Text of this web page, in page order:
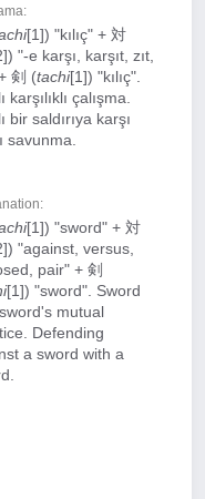
[1]) "kılıç" + 対
"-e karşı, karşıt, zıt,
剣 (tachi[1]) "kılıç".
karşılıklı çalışma.
bir saldırıya karşı
savunma.
[1]) "sword" + 対
"against, versus,
pair" + 剣
[1]) "sword". Sword
mutual
Defending
a sword with a